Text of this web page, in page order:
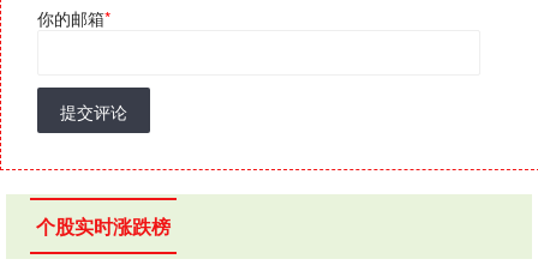
你的邮箱*
提交评论
个股实时涨跌榜